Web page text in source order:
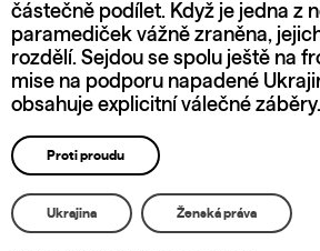
částečně podílet. Když je jedna z
paramediček vážně zraněna,
rozdělí. Sejdou se spolu ještě na
mise na podporu napadené
obsahuje explicitní válečné
Proti proudu
Ukrajina Ženská práva